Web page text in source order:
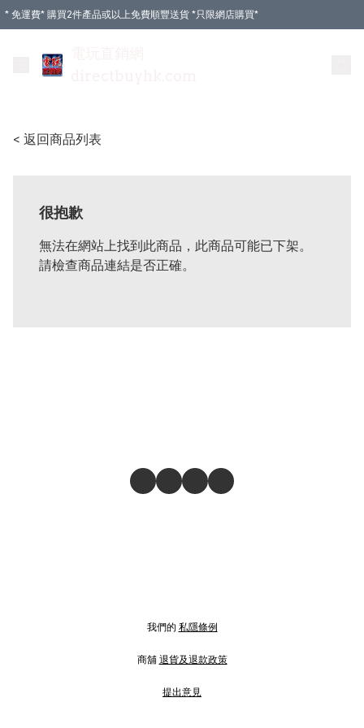
* 免運費* 購買2件產品或以上免費順豐送貨 *只限網店購買*
< 返回商品列表
很抱歉
無法在網站上找到此商品，此商品可能已下架。
請檢查商品連結是否正確。
我們的 私隱條例
商舖 退貨及退款政策
提出意見